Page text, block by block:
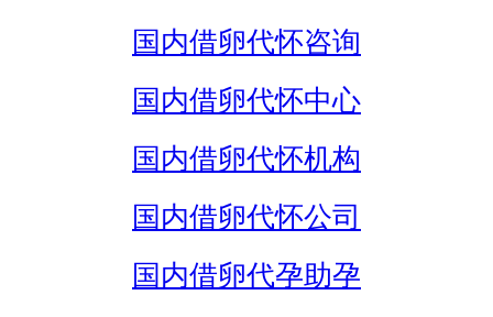
国内借卵代怀咨询
国内借卵代怀中心
国内借卵代怀机构
国内借卵代怀公司
国内借卵代孕助孕